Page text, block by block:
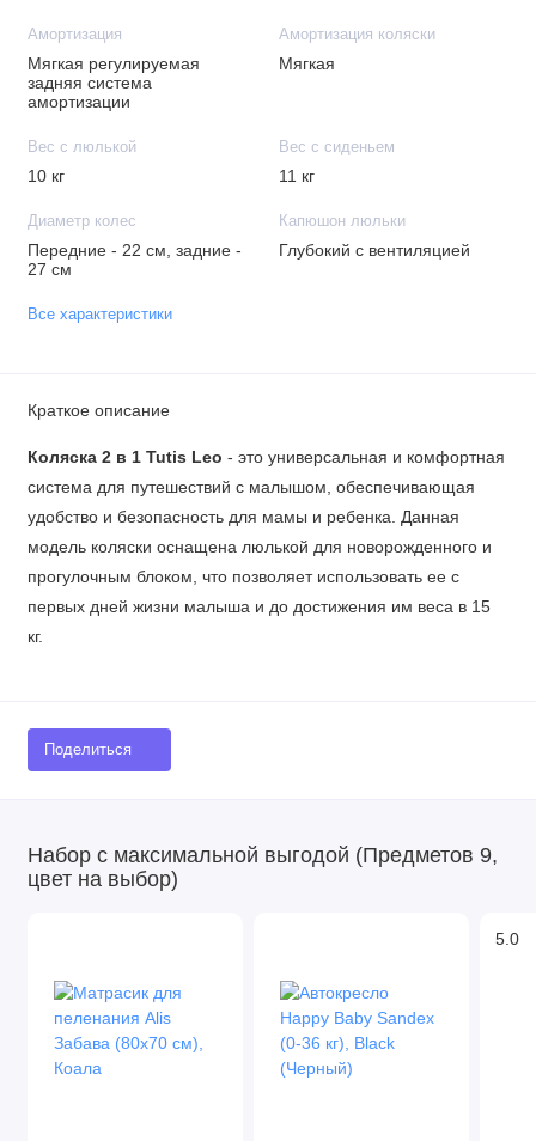
Амортизация
Мягкая регулируемая
задняя система
амортизации
Амортизация коляски
Мягкая
Вес с люлькой
10 кг
Вес с сиденьем
11 кг
Диаметр колес
Передние - 22 см, задние -
27 см
Капюшон люльки
Глубокий с вентиляцией
Все характеристики
Краткое описание
Коляска 2 в 1 Tutis Leo - это универсальная и комфортная
система для путешествий с малышом, обеспечивающая
удобство и безопасность для мамы и ребенка. Данная
модель коляски оснащена люлькой для новорожденного и
прогулочным блоком, что позволяет использовать ее с
первых дней жизни малыша и до достижения им веса в 15
кг.
Поделиться
Набор с максимальной выгодой (Предметов 9,
цвет на выбор)
5.0